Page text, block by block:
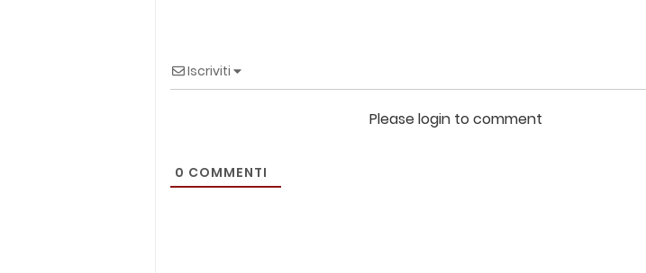
Iscriviti
Please login to comment
0 COMMENTI